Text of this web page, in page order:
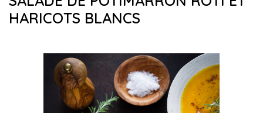
HARICOTS BLANCS